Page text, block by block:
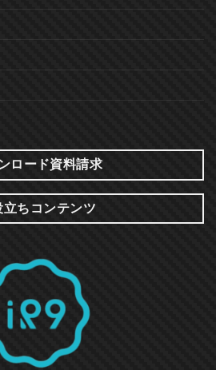
ロード資料請求
立ちコンテンツ